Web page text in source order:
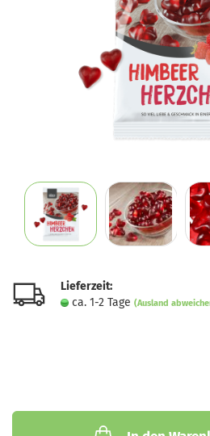
Lieferzeit:
ca. 1-2 Tage (Ausland